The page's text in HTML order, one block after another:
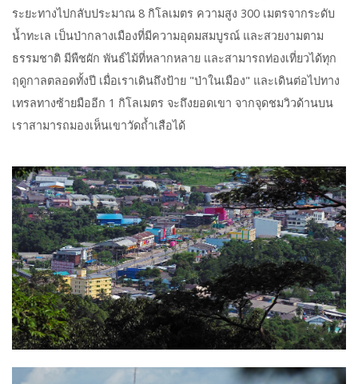
ระยะทางไปกลับประมาณ 8 กิโลเมตร ความสูง 300 เมตรจากระดับ
น้ำทะเล เป็นป่ากลางเมืองที่มีความอุดมสมบูรณ์ และสวยงามตาม
ธรรมชาติ มีพืชผัก พันธ์ไม้ที่หลากหลาย และสามารถท่องเที่ยวได้ทุก
ฤดูกาลตลอดทั้งปี เมื่อเราเดินถึงป้าย "ป่าในเมือง" และเดินต่อไปทาง
เทรลทางซ้ายมืออีก 1 กิโลเมตร จะถึงยอดเขา จากจุดชมวิวด้านบน
เราสามารถมองเห็นเขาวัดถ้ำเสือได้